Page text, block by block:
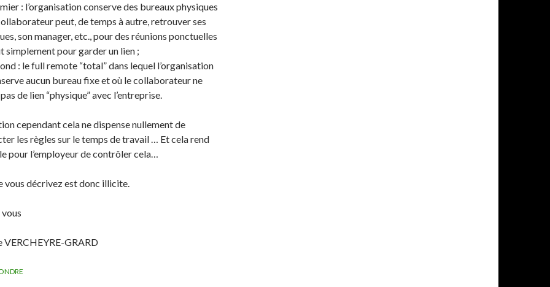
: l’organisation conserve des bureaux physiques
peut, de temps à autre, retrouver ses
son manager, etc., pour des réunions ponctuelles
simplement pour garder un lien ;
: le full remote “total” dans lequel l’organisation
aucun bureau fixe et où le collaborateur ne
de lien “physique” avec l’entreprise.
cependant cela ne dispense nullement de
les règles sur le temps de travail … Et cela rend
pour l’employeur de contrôler cela…
vous décrivez est donc illicite.
vous
VERCHEYRE-GRARD